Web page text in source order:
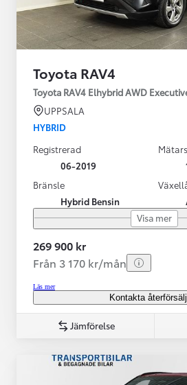
Toyota RAV4
Toyota RAV4 Elhybrid AWD
UPPSALA
HYBRID
Registrerad
06-2019
Bränsle
Hybrid Bensin
Visa mer
269 900 kr
Från 3 170 kr/mån
Läs mer
Kontakta
Jämförelse